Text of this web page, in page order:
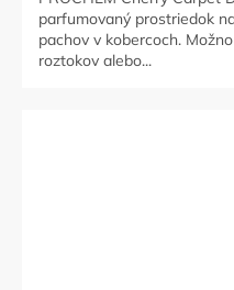
parfumovaný prostriedok
pachov v kobercoch.
roztokov alebo...